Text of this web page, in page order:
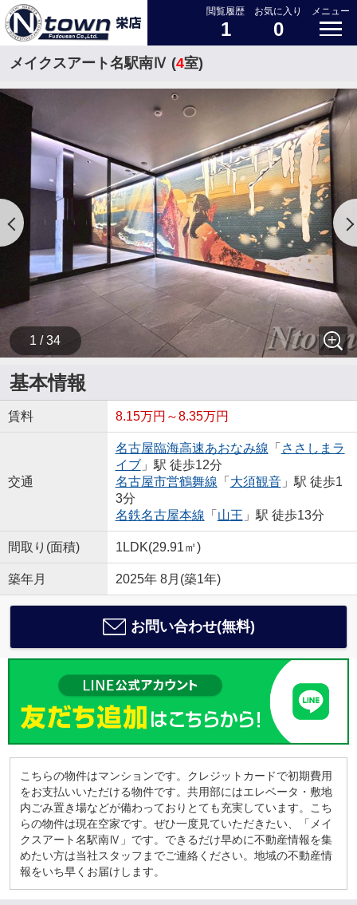
閲覧履歴
1
お気に入り
0
メニュー
メイクスアート名駅南Ⅳ (4室)
1 / 34
基本情報
賃料 8.15万円～8.35万円
交通
名古屋臨海高速あおなみ線 「 ささしまラ
イブ」駅 徒歩12分
名古屋市営鶴舞線 「 大須観音」駅 徒歩1
3分
名鉄名古屋本線 「 山王 」駅 徒歩13分
間取り(面積) 1LDK(29.91㎡)
築年月 2025年 8月(築1年)
お問い合わせ(無料)
こちらの物件はマンションです。クレジットカードで初期費用
をお支払いいただける物件です。共用部にはエレベータ・敷地
内ごみ置き場などが備わっておりとても充実しています。こち
らの物件は現在空家です。ぜひ一度見ていただきたい、「メイ
クスアート名駅南Ⅳ」です。できるだけ早めに不動産情報を集
めたい方は当社スタッフまでご連絡ください。地域の不動産情
報をいち早くお届けします。